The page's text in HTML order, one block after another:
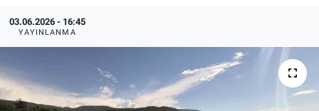
03.06.2026 - 16:45
YAYINLANMA